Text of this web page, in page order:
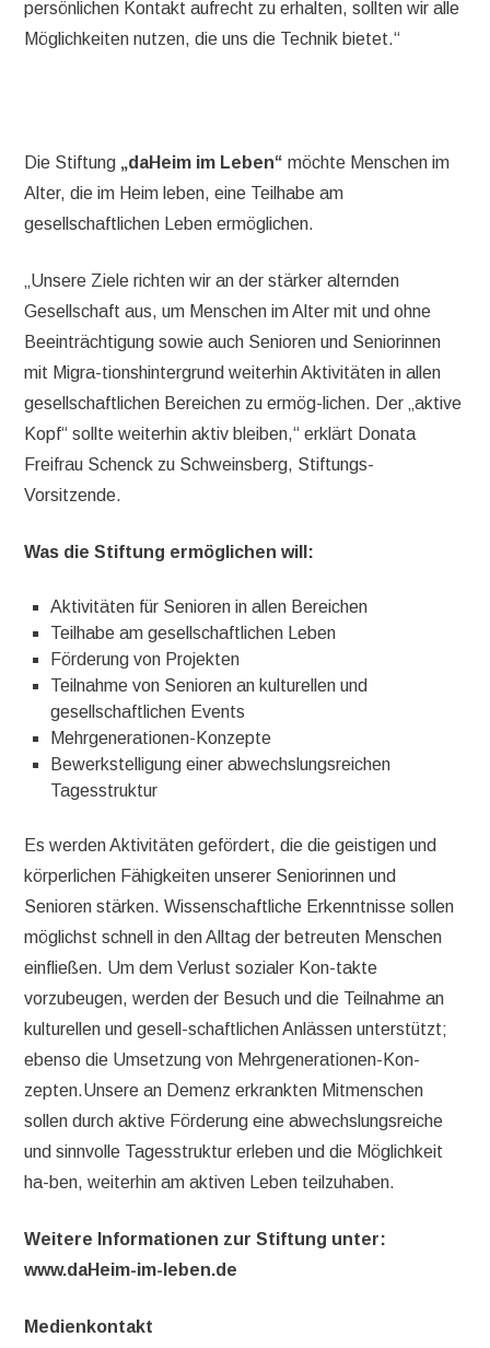
persönlichen Kontakt aufrecht zu erhalten, sollten wir alle
Möglichkeiten nutzen, die uns die Technik bietet.“
Die Stiftung „daHeim im Leben“ möchte Menschen im
Alter, die im Heim leben, eine Teilhabe am
gesellschaftlichen Leben ermöglichen.
„Unsere Ziele richten wir an der stärker alternden
Gesellschaft aus, um Menschen im Alter mit und ohne
Beeinträchtigung sowie auch Senioren und Seniorinnen
mit Migra-tionshintergrund weiterhin Aktivitäten in allen
gesellschaftlichen Bereichen zu ermög-lichen. Der „aktive
Kopf“ sollte weiterhin aktiv bleiben,“ erklärt Donata
Freifrau Schenck zu Schweinsberg, Stiftungs-
Vorsitzende.
Was die Stiftung ermöglichen will:
Aktivitäten für Senioren in allen Bereichen
Teilhabe am gesellschaftlichen Leben
Förderung von Projekten
Teilnahme von Senioren an kulturellen und
gesellschaftlichen Events
Mehrgenerationen-Konzepte
Bewerkstelligung einer abwechslungsreichen
Tagesstruktur
Es werden Aktivitäten gefördert, die die geistigen und
körperlichen Fähigkeiten unserer Seniorinnen und
Senioren stärken. Wissenschaftliche Erkenntnisse sollen
möglichst schnell in den Alltag der betreuten Menschen
einfließen. Um dem Verlust sozialer Kon-takte
vorzubeugen, werden der Besuch und die Teilnahme an
kulturellen und gesell-schaftlichen Anlässen unterstützt;
ebenso die Umsetzung von Mehrgenerationen-Kon-
zepten.Unsere an Demenz erkrankten Mitmenschen
sollen durch aktive Förderung eine abwechslungsreiche
und sinnvolle Tagesstruktur erleben und die Möglichkeit
ha-ben, weiterhin am aktiven Leben teilzuhaben.
Weitere Informationen zur Stiftung unter:
www.daHeim-im-leben.de
Medienkontakt